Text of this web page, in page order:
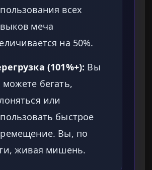
всех
меча
на 50%.
(101%+): Вы
можете бегать,
или
быстрое
Вы, по
живая мишень.